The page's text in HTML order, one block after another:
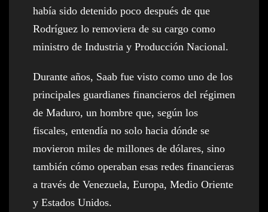
había sido detenido poco después de que
Rodríguez lo removiera de su cargo como
ministro de Industria y Producción Nacional.
Durante años, Saab fue visto como uno de los
principales guardianes financieros del régimen
de Maduro, un hombre que, según los
fiscales, entendía no solo hacia dónde se
movieron miles de millones de dólares, sino
también cómo operaban esas redes financieras
a través de Venezuela, Europa, Medio Oriente
y Estados Unidos.